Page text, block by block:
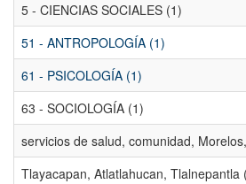
5 - CIENCIAS SOCIALES (1)
51 - ANTROPOLOGÍA (1)
61 - PSICOLOGÍA (1)
63 - SOCIOLOGÍA (1)
servicios de salud, comunidad,
Tlayacapan, Atlatlahucan, Tlalnepantla